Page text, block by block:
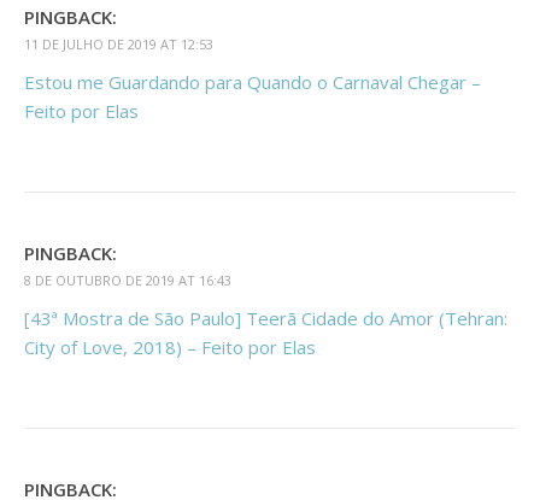
PINGBACK:
11 DE JULHO DE 2019 AT 12:53
Estou me Guardando para Quando o Carnaval Chegar –
Feito por Elas
PINGBACK:
8 DE OUTUBRO DE 2019 AT 16:43
[43ª Mostra de São Paulo] Teerã Cidade do Amor (Tehran:
City of Love, 2018) – Feito por Elas
PINGBACK: